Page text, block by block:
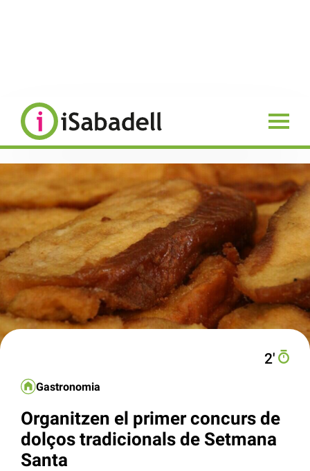
2′
Gastronomia
Organitzen el primer concurs de
dolços tradicionals de Setmana
Santa